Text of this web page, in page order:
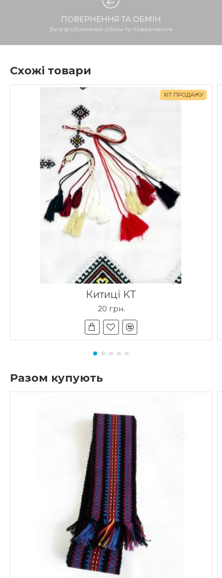
ПОВЕРНЕННЯ ТА ОБМІН
Безпроблемний обмін та повернення
Схожі товари
ХІТ ПРОДАЖУ
Китиці KT
20 грн.
Разом купують